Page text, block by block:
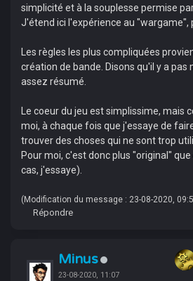
simplicité et à la souplesse permise
J'étend ici l'expérience au "wargame",
Les règles les plus compliquées
création de bande. Disons qu'il y a pas
assez résumé.
Le coeur du jeu est simplissime, mais
moi, à chaque fois que j'essaye de
trouver des choses qui ne sont trop
Pour moi, c'est donc plus "original"
cas, j'essaye).
(Modification du message : 23-08-2020,
Répondre
Minus
23-08-2020, 11:07